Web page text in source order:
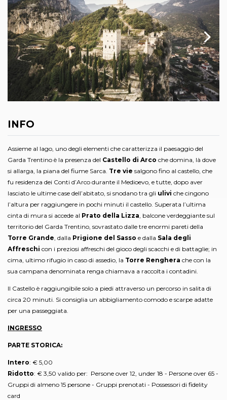
INFO
Assieme al lago, uno degli elementi che caratterizza il paesaggio del
Garda Trentino è la presenza del Castello di Arco che domina, là dove
si allarga, la piana del fiume Sarca. Tre vie salgono fino al castello, che
fu residenza dei Conti d’Arco durante il Medioevo, e tutte, dopo aver
lasciato le ultime case dell’abitato, si snodano tra gli ulivi che cingono
l’altura per raggiungere in pochi minuti il castello. Superata l’ultima
cinta di mura si accede al Prato della Lizza , balcone verdeggiante sul
territorio del Garda Trentino, sovrastato dalle tre enormi pareti della
Torre Grande , dalla Prigione del Sasso e dalla Sala degli
Affreschi con i preziosi affreschi del gioco degli scacchi e di battaglie; in
cima, ultimo rifugio in caso di assedio, la Torre Renghera che con la
sua campana denominata renga chiamava a raccolta i contadini.
Il Castello è raggiungibile solo a piedi attraverso un percorso in salita di
circa 20 minuti. Si consiglia un abbigliamento comodo e scarpe adatte
per una passeggiata.
INGRESSO
PARTE STORICA:
Intero: € 5,00
Ridotto: € 3,50 valido per: Persone over 12, under 18 - Persone over 65 -
Gruppi di almeno 15 persone - Gruppi prenotati - Possessori di fidelity
card